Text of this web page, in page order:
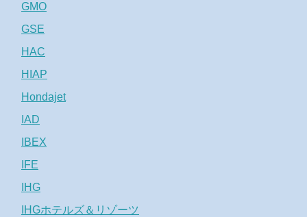
GMO
GSE
HAC
HIAP
Hondajet
IAD
IBEX
IFE
IHG
IHGホテルズ＆リゾーツ